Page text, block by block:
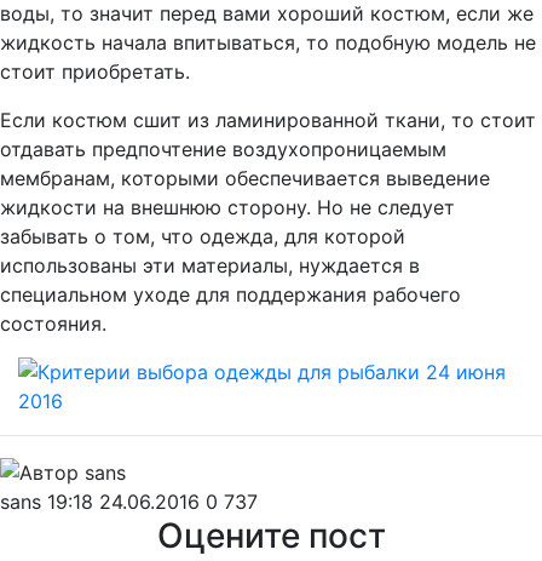
воды, то значит перед вами хороший костюм, если же
жидкость начала впитываться, то подобную модель не
стоит приобретать.
Если костюм сшит из ламинированной ткани, то стоит
отдавать предпочтение воздухопроницаемым
мембранам, которыми обеспечивается выведение
жидкости на внешнюю сторону. Но не следует
забывать о том, что одежда, для которой
использованы эти материалы, нуждается в
специальном уходе для поддержания рабочего
состояния.
sans 19:18 24.06.2016 0 737
Оцените пост